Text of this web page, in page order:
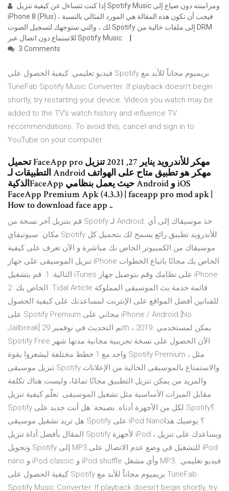
iPhone 8 (Plus) ، فيجب أن تكون هذه المقالة هي المورد المثالي بالنسبة
لك ، والتي ستوجهك لتسجيل الصوت Spotify إلى ملفات خالية من DRM
للاستماع دون اتصال عبر Spotify Music.
3 Comments
فيديو تعليمي: كيفية الحصول على Spotify بريميوم مجاناً للأبد مع
TuneFab Spotify Music Converter. If playback doesn't begin
shortly, try restarting your device. Videos you watch may be
added to the TV's watch history and influence TV
recommendations. To avoid this, cancel and sign in to
YouTube on your computer.
تحميل FaceApp pro مهكر للأندرويد يناير 27, 2021 تنزيل
التطبيقات لـ Android مهكر هو تطبيق متاح على الهواتف
الذكيةFaceApp حيث يعمل بنظامي Android و iOS
FaceApp Premium Apk (4.3.3) | faceapp pro mod apk |
How to download face app ..
قم بتنزيل آخر نسخة من Spotify لـ Android. خذ موسيقاك إلى أي
مكان. سبوتيفاي Spotify للأندرويد تطبيق رائع يسمح لك بتحميل كل
موسيقاك من الكمبيوتر الخاص بك مباشرة و الآن تعرف على كيفية
تنزيل الموسيقى على جهاز iPhone الخاص بك مجانًا باتباع الخطوات
التالية: 1. قم بتشغيل iTunes على نظامك وقم بتوصيل جهاز iPhone
الخاص بك. 2. Tidal Article قائمة خدمة بث الموسيقى المملوكة
للفنانين أفضل المواقع على الإنترنت لمساعدتك على كيفية الحصول
على Spotify Premium مجاني على iPhone / Android [No
Jailbreak] تم التحديث في نوفمبر 29th ، 2019. يمكن لمستخدمي
Spotify Free الآن الحصول على نسخة تجريبية مجانية مدتها شهر
واحد مع 1 خطط مختلفة ليشعروا بقوة Spotify Premium ، مثل
تنزيل موسيقى Spotify والاستمتاع بالموسيقى الخالية من الإعلانات
والمزيد من يمكن تنزيل التطبيق مجانًا تمامًا، وليست هناك تكلفة
مقابل الميزات الأساسية مثل تشغيل الموسيقى. تعلّم كيفية تنزيل
Spotify لكل من الأجهزة أدناه. نصيحة: هل أنت جديد على Spotify؟
هل تريد تشغيل موسيقى Spotify على iPod Nano؟ يوصيك هذا
المقال بأفضل أداة تنزيل Spotify لأجهزة iPod ، ويساعدك على تنزيل
وتحويل Spotify إلى MP3 للتشغيل في وضع عدم الاتصال على iPod
nano و iPod classic و iPod shuffle وأي مشغل MP3. فيديو تعليمي:
كيفية الحصول على Spotify بريميوم مجاناً للأبد مع TuneFab
Spotify Music Converter. If playback doesn't begin shortly, try